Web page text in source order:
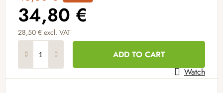
34,80 €
28,50 € excl. VAT
ADD TO CART
Watch